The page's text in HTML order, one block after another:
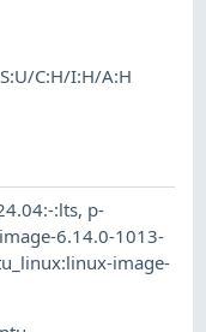
C:H/I:H/A:H
:lts, p-
6.14.0-1013-
image-